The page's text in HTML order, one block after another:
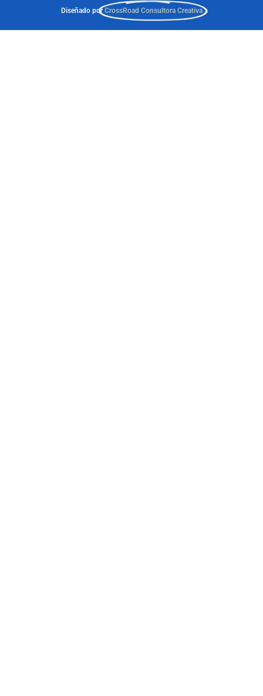
Diseñado porCrossRoad Consultora Creativa